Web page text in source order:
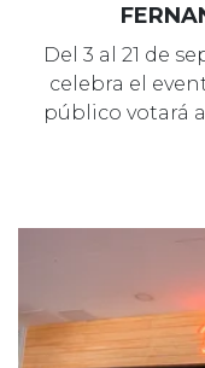
Del 3 al 21 de
celebra el
público votará